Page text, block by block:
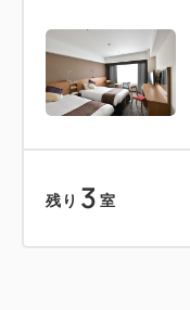
残り 3 室